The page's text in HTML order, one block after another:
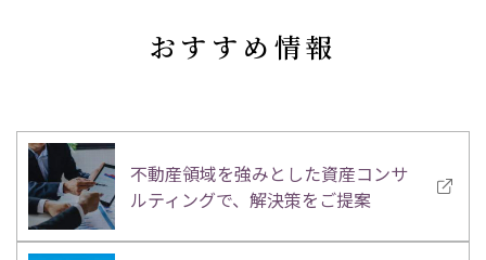
おすすめ情報
不動産領域を強みとした資産コンサ
ルティングで、解決策をご提案